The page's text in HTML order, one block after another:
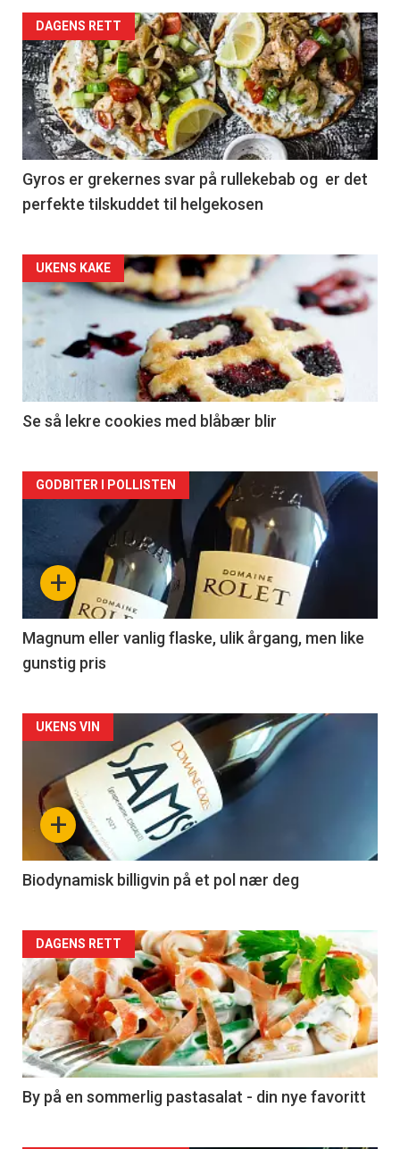
DAGENS RETT
Gyros er grekernes svar på rullekebab og er det
perfekte tilskuddet til helgekosen
Forsiden
akkurat
nå
2
UKENS KAKE
Se så lekre cookies med blåbær blir
Forsiden
akkurat
nå
3
+
GODBITER I POLLISTEN
Magnum eller vanlig flaske, ulik årgang, men like
gunstig pris
Forsiden
akkurat
nå
4
+
UKENS VIN
Biodynamisk billigvin på et pol nær deg
Forsiden
akkurat
nå
-
5
DAGENS RETT
By på en sommerlig pastasalat - din nye favoritt